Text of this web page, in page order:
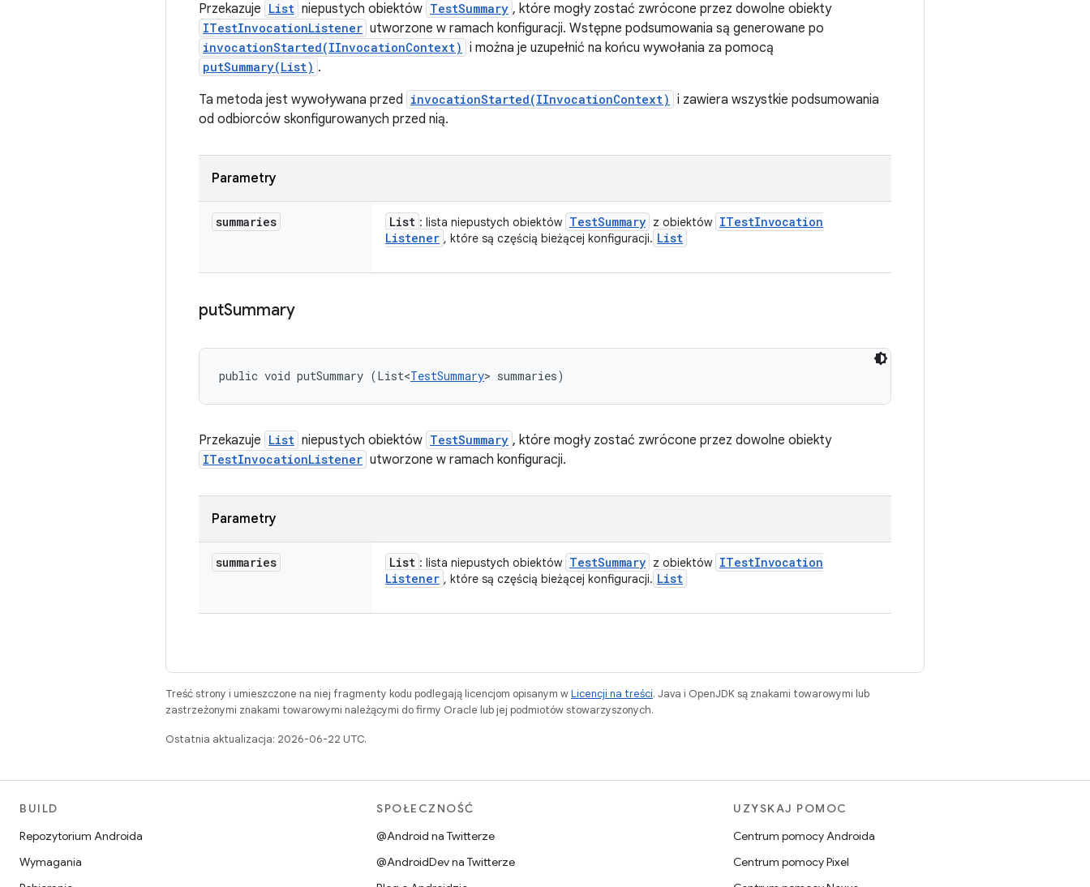
Przekazuje List niepustych obiektów TestSummary , które mogły zostać zwrócone przez dowolne obiekty
ITestInvocationListener utworzone w ramach konfiguracji. Wstępne podsumowania są generowane po
invocationStarted(IInvocationContext) i można je uzupełnić na końcu wywołania za pomocą
putSummary(List) .
Ta metoda jest wywoływana przed invocationStarted(IInvocationContext) i zawiera wszystkie podsumowania
od odbiorców skonfigurowanych przed nią.
Parametry
summaries List : lista niepustych obiektów TestSummary z obiektów ITestInvocation
Listener , które są częścią bieżącej konfiguracji. List
putSummary
public void putSummary (List<TestSummary> summaries)
Przekazuje List niepustych obiektów TestSummary , które mogły zostać zwrócone przez dowolne obiekty
ITestInvocationListener utworzone w ramach konfiguracji.
Parametry
summaries List : lista niepustych obiektów TestSummary z obiektów ITestInvocation
Listener , które są częścią bieżącej konfiguracji. List
Treść strony i umieszczone na niej fragmenty kodu podlegają licencjom opisanym wLicencji na treści. Java i OpenJDK są znakami towarowymi lub
zastrzeżonymi znakami towarowymi należącymi do firmy Oracle lub jej podmiotów stowarzyszonych.
Ostatnia aktualizacja: 2026-06-22 UTC.
BUILD
Repozytorium Androida
Wymagania
SPOŁECZNOŚĆ
@Android na Twitterze
@AndroidDev na Twitterze
UZYSKAJ POMOC
Centrum pomocy Androida
Centrum pomocy Pixel